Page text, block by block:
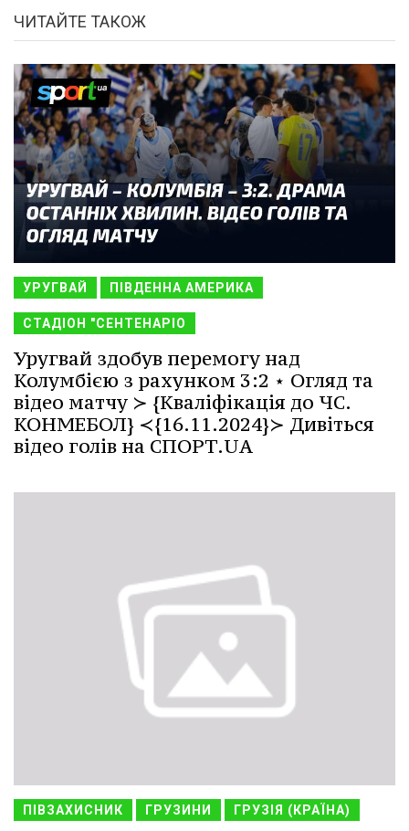
ЧИТАЙТЕ ТАКОЖ
УРУГВАЙ ПІВДЕННА АМЕРИКА
СТАДІОН "СЕНТЕНАРІО
Уругвай здобув перемогу над
Колумбією з рахунком 3:2 ⋆ Огляд та
відео матчу ≻ {Кваліфікація до ЧС.
КОНМЕБОЛ} ≺{16.11.2024}≻ Дивіться
відео голів на СПОРТ.UA
ПІВЗАХИСНИК ГРУЗИНИ ГРУЗІЯ (КРАЇНА)